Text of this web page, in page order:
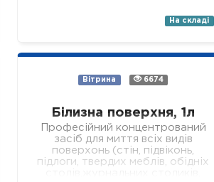
На складі
Вітрина 6674
Білизна поверхня, 1л
Професійний концентрований
засіб для миття всіх видів
поверхонь (стін, підвіконь,
підлоги, твердих меблів, обідніх